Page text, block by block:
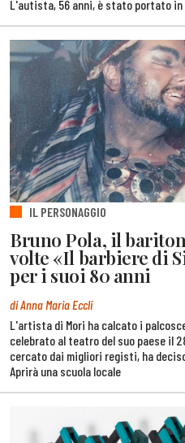
L'autista, 56 anni, è stato portato
IL PERSONAGGIO
Bruno Pola, il
volte «Il barbiere di
per i suoi 80 anni
di Anna Maria Eccli
L'artista di Mori ha calcato i
celebrato al teatro del suo paese il
cercato dai migliori registi, ha
Aprirà una scuola locale